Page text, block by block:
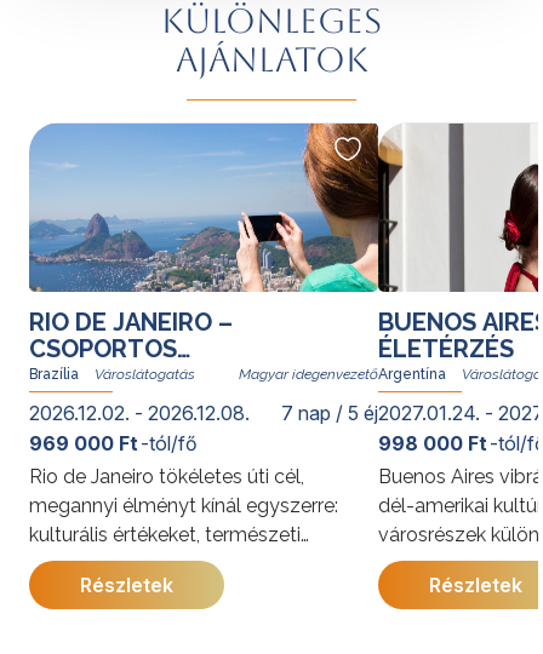
Különleges
ajánlatok
RIO DE JANEIRO –
CSOPORTOS
VÁROSLÁTOGATÁS
Brazília Magyar idegenvezető
2026.12.02. - 2026.12.08. 7 nap / 5 éj
Rio de Janeiro tökéletes úti cél,
megannyi élményt kínál egyszerre:
kulturális értékeket, természeti
kincseket, világhírű strandokat, a
szambát és a bossanovát, izgalmas
969 000 Ft-tól/fő
Részletek
BUENOS
ÉLETÉRZÉS
Argentína
2027.01.24. -
Buenos Aires
dél-amerikai
városrészek
kínálja. A program
megismerkedhet
998 000 Ft-tól/
Részletek